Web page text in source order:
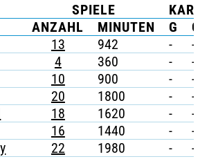
SPIELE
ANZAHL MINUTEN G
G/
13 942 -
-
4 360 -
-
10 900 -
-
20 1800 -
-
18 1620 -
-
16 1440 -
-
22 1980 -
-